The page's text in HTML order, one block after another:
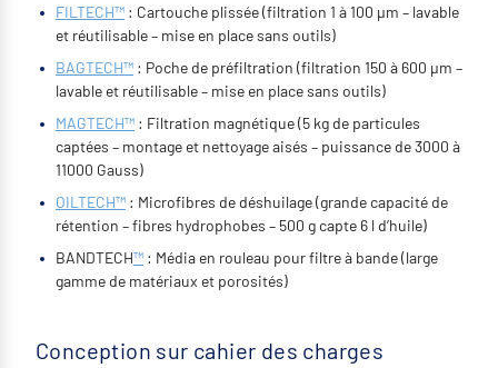
FILTECH™ : Cartouche plissée (filtration 1 à 100 µm – lavable
et réutilisable – mise en place sans outils)
BAGTECH™ : Poche de préfiltration (filtration 150 à 600 µm –
lavable et réutilisable – mise en place sans outils)
MAGTECH™ : Filtration magnétique (5 kg de particules
captées – montage et nettoyage aisés – puissance de 3000 à
11000 Gauss)
OILTECH™ : Microfibres de déshuilage (grande capacité de
rétention – fibres hydrophobes – 500 g capte 6 l d’huile)
BANDTECH™ : Média en rouleau pour filtre à bande (large
gamme de matériaux et porosités)
Conception sur cahier des charges